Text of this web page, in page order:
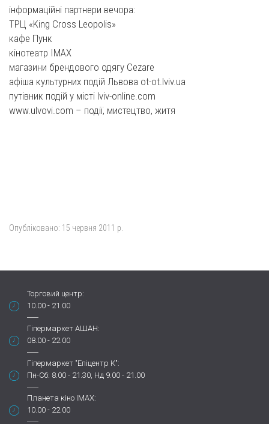
інформаційні партнери вечора:
ТРЦ «King Cross Leopolis»
кафе Пунк
кінотеатр IMAX
магазини брендового одягу Cezare
афіша культурних подій Львова ot-ot.lviv.ua
путівник подій у місті lviv-online.com
www.ulvovi.com – події, мистецтво, житя
Опубліковано: 15 червня 2011 р.
Торговий центр:
10.00 - 21.00
Гіпермаркет АШАН:
08.00 - 22.00
Гіпермаркет "Епіцентр К":
Пн-Сб: 8.00 - 21.30, Нд 9.00 - 21.00
Планета кіно IMAX:
10.00 - 22.00